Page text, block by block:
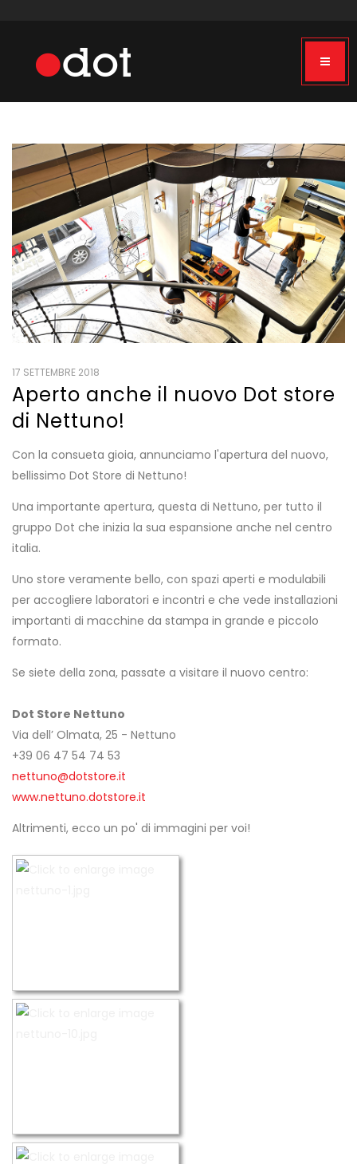
17 SETTEMBRE 2018
Aperto anche il nuovo Dot store
di Nettuno!
Con la consueta gioia, annunciamo l'apertura del nuovo,
bellissimo Dot Store di Nettuno!
Una importante apertura, questa di Nettuno, per tutto il
gruppo Dot che inizia la sua espansione anche nel centro
italia.
Uno store veramente bello, con spazi aperti e modulabili
per accogliere laboratori e incontri e che vede installazioni
importanti di macchine da stampa in grande e piccolo
formato.
Se siete della zona, passate a visitare il nuovo centro:
Dot Store Nettuno
Via dell’ Olmata, 25 - Nettuno
+39 06 47 54 74 53
nettuno@dotstore.it
www.nettuno.dotstore.it
Altrimenti, ecco un po' di immagini per voi!